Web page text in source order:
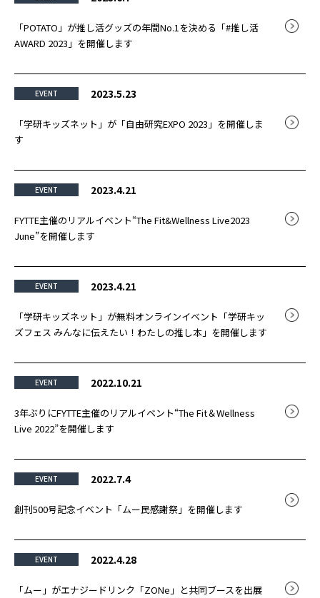
「POTATO」が推し活グッズの年間No.1を決める「#推し活
AWARD 2023」を開催します
EVENT 2023.5.23
「学研キッズネット」が「自由研究EXPO 2023」を開催しま
す
EVENT 2023.4.21
FYTTE主催のリアルイベント“The Fit&Wellness Live2023
June”を開催します
EVENT 2023.4.21
「学研キッズネット」が無料オンラインイベント「学研キッ
ズフェス みんなに伝えたい！わたしの推し本」を開催します
EVENT 2022.10.21
3年ぶりにFYTTE主催のリアルイベント“The Fit＆Wellness
Live 2022”を開催します
EVENT 2022.7.4
創刊500号記念イベント「ムー民感謝祭」を開催します
EVENT 2022.4.28
「ムー」がエナジードリンク「ZONe」と共同ブースを出展